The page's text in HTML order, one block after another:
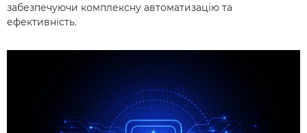
забезпечуючи комплексну автоматизацію та
ефективність.